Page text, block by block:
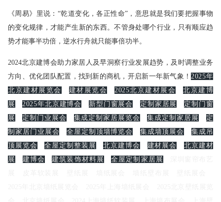
《周易》里说：“乾道变化，各正性命”，意思就是我们要把握事物
的变化规律，才能产生新的东西。不管身处哪个行业，只有顺应趋
势才能事半功倍，逆水行舟就只能事倍功半。
2024北京建博会助力家居人及早洞察行业发展趋势，及时调整业务
方向、优化团队配置，找到新的商机，开启新一年新气象！ 2025年
北京建材展览会
建材展览会 2025北京建材展会
北京建博
展
2025年北京建博会 新型门窗展会 定制家居展
定制门窗
展
定制门业展会 集成定制家居展览会 集成定制家居展
定
制家居门业展会
全屋定制顶墙博览会 集成墙顶展会
集成吊
顶展览会
全屋定制整装展 北京建博会 建材展会
北京建材
展
建博会 建筑装饰材料展 全屋定制家居展